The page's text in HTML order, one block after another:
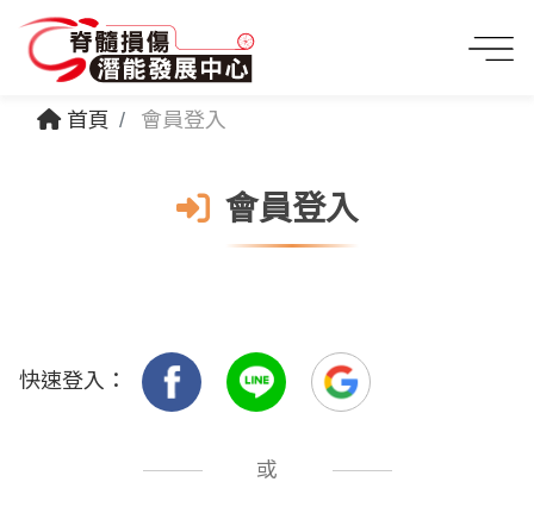
首頁 會員登入
會員登入
快速登入：
或